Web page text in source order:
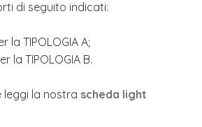
di seguito indicati:
la TIPOLOGIA A;
la TIPOLOGIA B.
leggi la nostra scheda light